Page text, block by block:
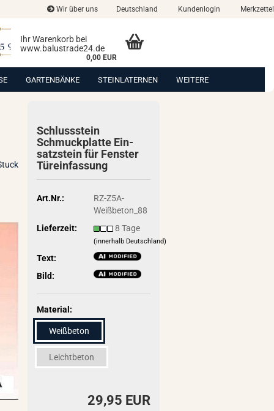
Wir über uns Deutschland Kundenlogin Merkzettel
Ihr Warenkorb bei
www.balustrade24.de
0,00 EUR
GARTENBÄNKE STEINLATERNEN WEITERE
Schluss­stein
Schmuck­plat­te Ein­
satz­stein für Fens­ter
Tür­ein­fas­sung
Art.Nr.:
RZ-Z5A-
Weißbeton_88
Lieferzeit:
8 Tage
(innerhalb Deutschland)
Text:
Bild:
Material:
Weißbeton
Leichtbeton
29,95 EUR